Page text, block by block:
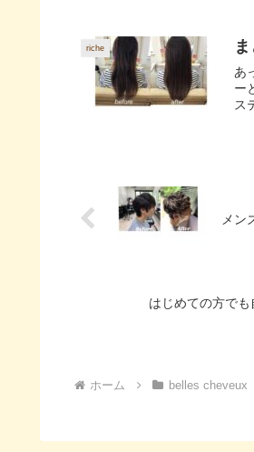
riche
あ
ー
ス
メン
はじめての方で
ホーム belles cheveux